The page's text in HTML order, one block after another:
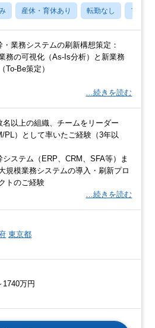
産休・育休あり 転勤なし フレッ
・業務システムの刷新構想策定：
務の可視化（As-Is分析）と新業務
To-Be策定）
…続きを読む
名以上の組織、チームをリーダー
PL）として率いたご経験（3年以
システム（ERP、CRM、SFA等）ま
規模業務システムの導入・刷新プロ
トのご経験
…続きを読む
東京都
1740万円